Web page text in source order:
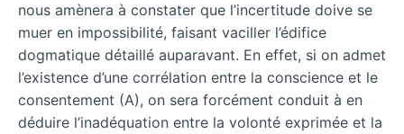
nous amènera à constater que l’incertitude doive se
muer en impossibilité, faisant vaciller l’édifice
dogmatique détaillé auparavant. En effet, si on admet
l’existence d’une corrélation entre la conscience et le
consentement (A), on sera forcément conduit à en
déduire l’inadéquation entre la volonté exprimée et la